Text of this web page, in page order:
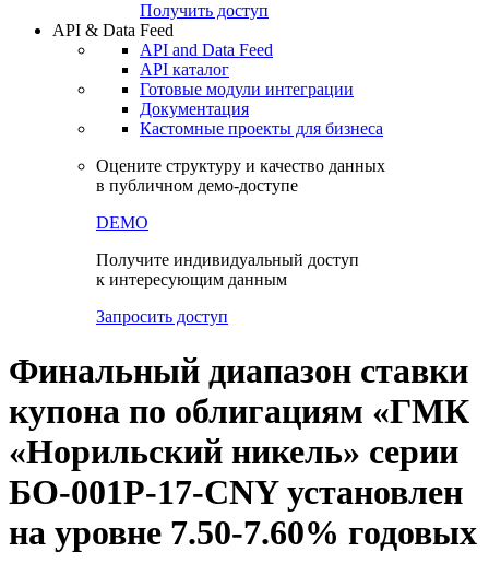
Получить доступ
API & Data Feed
API and Data Feed
API каталог
Готовые модули интеграции
Документация
Кастомные проекты для бизнеса
Оцените структуру и качество данных
в публичном демо-доступе
DEMO
Получите индивидуальный доступ
к интересующим данным
Запросить доступ
Финальный диапазон ставки
купона по облигациям «ГМК
«Норильский никель» серии
БО-001Р-17-CNY установлен
на уровне 7.50-7.60% годовых